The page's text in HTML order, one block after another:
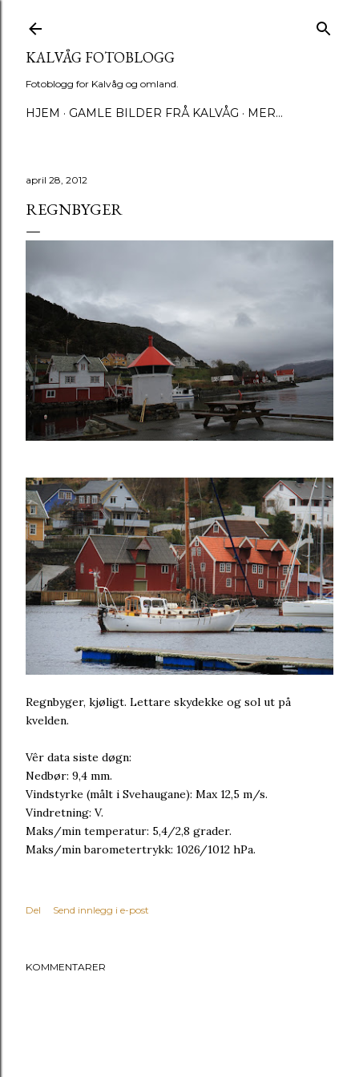
KALVÅG FOTOBLOGG
Fotoblogg for Kalvåg og omland.
HJEM GAMLE BILDER FRÅ KALVÅG MER…
april 28, 2012
REGNBYGER
Regnbyger, kjøligt. Lettare skydekke og sol ut på
kvelden.
Vêr data siste døgn:
Nedbør: 9,4 mm.
Vindstyrke (målt i Svehaugane): Max 12,5 m/s.
Vindretning: V.
Maks/min temperatur: 5,4/2,8 grader.
Maks/min barometertrykk: 1026/1012 hPa.
Del Send innlegg i e-post
KOMMENTARER